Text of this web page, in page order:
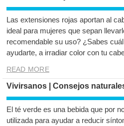
Las extensiones rojas aportan al
ideal para mujeres que sepan
recomendable su uso? ¿Sabes
ayudarte, a irradiar color con tu
READ MORE
Vivirsanos | Consejos
El té verde es una bebida que por
utilizada para ayudar a reducir